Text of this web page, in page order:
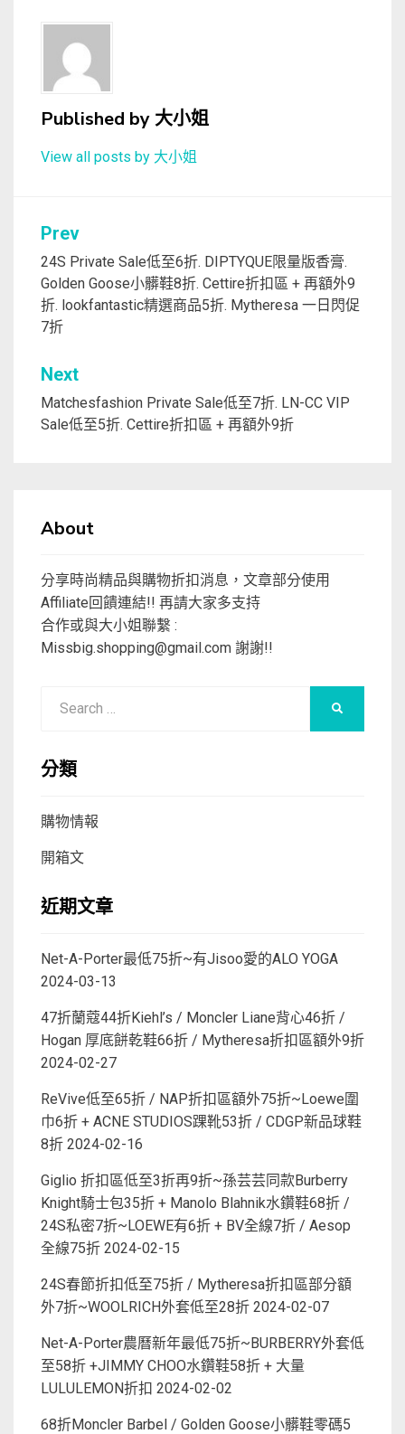
Published by大小姐
View all posts by 大小姐
文
章
導
覽
Prev
24S Private Sale低至6折. DIPTYQUE限量版香膏.
Golden Goose小髒鞋8折. Cettire折扣區 + 再額外9
折. lookfantastic精選商品5折. Mytheresa 一日閃促
7折
Next
Matchesfashion Private Sale低至7折. LN-CC VIP
Sale低至5折. Cettire折扣區 + 再額外9折
About
分享時尚精品與購物折扣消息，文章部分使用
Affiliate回饋連結!! 再請大家多支持
合作或與大小姐聯繫 :
Missbig.shopping@gmail.com 謝謝!!
分類
購物情報
開箱文
近期文章
Net-A-Porter最低75折~有Jisoo愛的ALO YOGA
2024-03-13
47折蘭蔻44折Kiehl’s / Moncler Liane背心46折 /
Hogan 厚底餅乾鞋66折 / Mytheresa折扣區額外9折
2024-02-27
ReVive低至65折 / NAP折扣區額外75折~Loewe圍
巾6折 + ACNE STUDIOS踝靴53折 / CDGP新品球鞋
8折 2024-02-16
Giglio 折扣區低至3折再9折~孫芸芸同款Burberry
Knight騎士包35折 + Manolo Blahnik水鑽鞋68折 /
24S私密7折~LOEWE有6折 + BV全線7折 / Aesop
全線75折 2024-02-15
24S春節折扣低至75折 / Mytheresa折扣區部分額
外7折~WOOLRICH外套低至28折 2024-02-07
Net-A-Porter農曆新年最低75折~BURBERRY外套低
至58折 +JIMMY CHOO水鑽鞋58折 + 大量
LULULEMON折扣 2024-02-02
68折Moncler Barbel / Golden Goose小髒鞋零碼5